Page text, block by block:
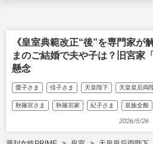
《皇室典範改正“後”を専門家が
まのご結婚で夫や子は？旧宮家
懸念
愛子さま 佳子さま 天皇陛下 天皇皇后両
秋篠宮さま 秋篠宮家 紀子さま 皇族全般
2026/5/26